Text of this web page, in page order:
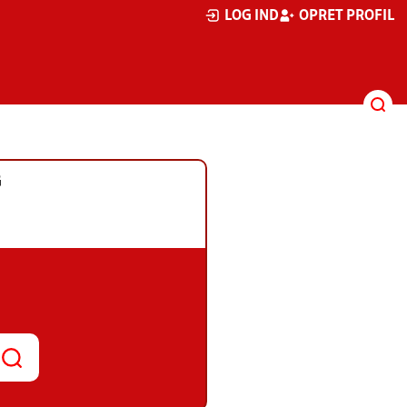
LOG IND OPRET PROFIL